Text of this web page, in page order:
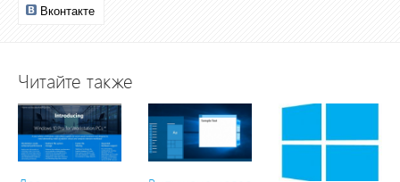
Вконтакте
Читайте также